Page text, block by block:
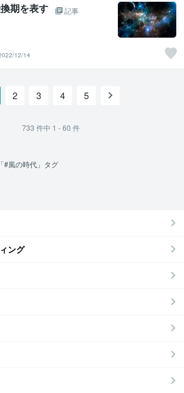
期を表す
記事
12/14
2 3 4 5
733 件中 1 - 60 件
「#風の時代」タグ
ング